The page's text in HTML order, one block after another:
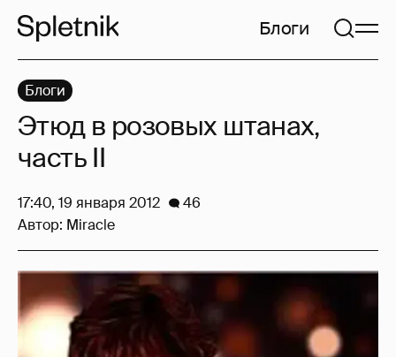
Блоги
Блоги
Этюд в розовых штанах,
часть II
17:40, 19 января 2012
46
Автор: Miracle